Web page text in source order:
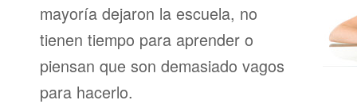
mayoría dejaron la escuela, no
tienen tiempo para aprender o
piensan que son demasiado vagos
para hacerlo.